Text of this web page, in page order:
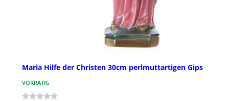
Maria Hilfe der Christen 30cm perlmuttartigen Gips
VORRÄTIG